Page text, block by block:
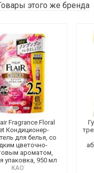
этого же бренда
Fragrance Floral
Кондиционер-
для белья, со
цветочно-
ароматом,
упаковка, 950 мл
KAO